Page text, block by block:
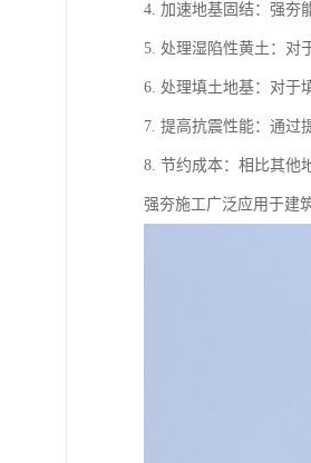
4. 加速地基固结：强夯
5. 处理湿陷性黄土：对
6. 处理填土地基：对于
7. 提高抗震性能：通过
8. 节约成本：相比其他
强夯施工广泛应用于建